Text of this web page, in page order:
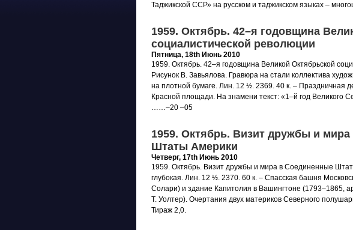
Таджикской ССР» на русском и таджикском языках –
1959. Октябрь. 42–я годовщина
социалистической революции
Пятница, 18th Июнь 2010
1959. Октябрь. 42–я годовщина Великой Октябрьской
Рисунок В. Завьялова. Гравюра на стали коллектива
на плотной бумаге. Лин. 12 ½. 2369. 40 к. – Праздничная
Красной площади. На знамени текст: «1–й год Великого
……–20 –05
1959. Октябрь. Визит дружбы и
Штаты Америки
Четверг, 17th Июнь 2010
1959. Октябрь. Визит дружбы и мира в Соединенные
глубокая. Лин. 12 ½. 2370. 60 к. – Спасская башня
Солари) и здание Капитолия в Вашингтоне (1793–1865,
Т. Уолтер). Очертания двух материков Северного
Тираж 2,0.